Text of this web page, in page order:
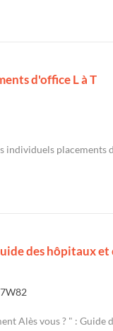
d'office L à T
individuels placements
des hôpitaux
7W82
Alès vous ? " : Guide